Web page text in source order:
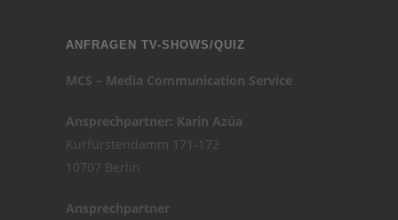
ANFRAGEN TV-SHOWS/QUIZ
MCS – Media Communication Service
Ansprechpartner: Karin Azúa
Kurfürstendamm 171-172
10707 Berlin
Ansprechpartner